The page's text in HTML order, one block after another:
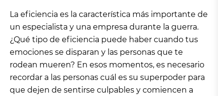
La eficiencia es la característica más importante de
un especialista y una empresa durante la guerra.
¿Qué tipo de eficiencia puede haber cuando tus
emociones se disparan y las personas que te
rodean mueren? En esos momentos, es necesario
recordar a las personas cuál es su superpoder para
que dejen de sentirse culpables y comiencen a